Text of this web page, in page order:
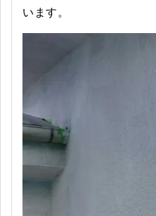
います。